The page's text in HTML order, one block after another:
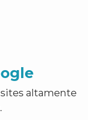
altamente